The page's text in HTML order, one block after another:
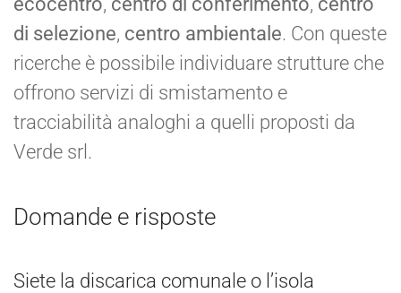
di selezione, centro ambientale. Con queste
ricerche è possibile individuare strutture che
offrono servizi di smistamento e
tracciabilità analoghi a quelli proposti da
Verde srl.
Domande e risposte
Siete la discarica comunale o l’isola